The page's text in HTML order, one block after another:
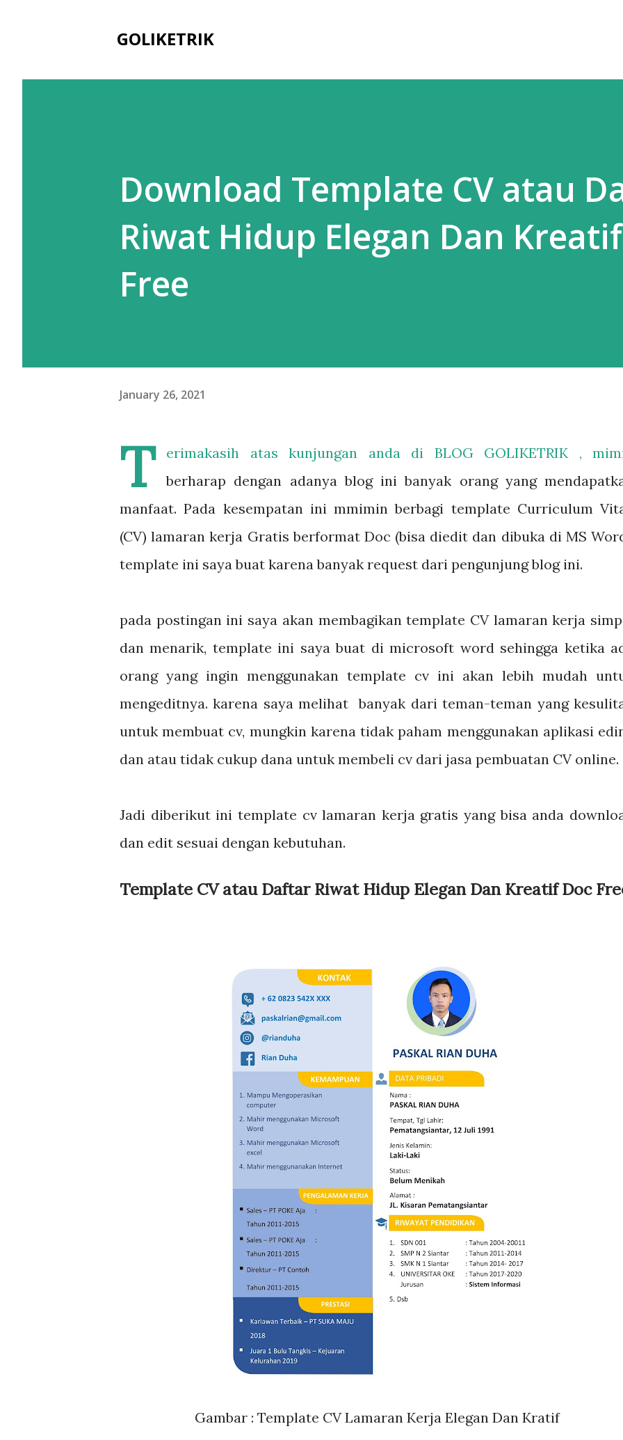
GOLIKETRIK
Download Template CV atau
Riwat Hidup Elegan Dan
Free
January 26, 2021
T
erimakasih atas kunjungan anda di BLOG GOLIKETRIK ,
berharap dengan adanya blog ini banyak orang yang
manfaat. Pada kesempatan ini mmimin berbagi template Curriculum
(CV) lamaran kerja Gratis berformat Doc (bisa diedit dan dibuka di MS
template ini saya buat karena banyak request dari pengunjung blog ini.
pada postingan ini saya akan membagikan template CV lamaran kerja
dan menarik, template ini saya buat di microsoft word sehingga ketika
orang yang ingin menggunakan template cv ini akan lebih mudah
mengeditnya. karena saya melihat banyak dari teman-teman yang
untuk membuat cv, mungkin karena tidak paham menggunakan aplikasi
dan atau tidak cukup dana untuk membeli cv dari jasa pembuatan CV
Jadi diberikut ini template cv lamaran kerja gratis yang bisa anda
dan edit sesuai dengan kebutuhan.
Template CV atau Daftar Riwat Hidup Elegan Dan Kreatif Doc
Gambar : Template CV Lamaran Kerja Elegan Dan Kratif